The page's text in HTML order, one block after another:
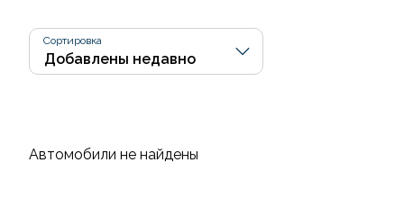
Сортировка
Автомобили не найдены